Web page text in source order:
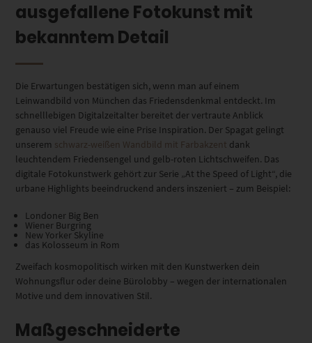
ausgefallene Fotokunst mit
bekanntem Detail
Die Erwartungen bestätigen sich, wenn man auf einem
Leinwandbild von München das Friedensdenkmal entdeckt. Im
schnelllebigen Digitalzeitalter bereitet der vertraute Anblick
genauso viel Freude wie eine Prise Inspiration. Der Spagat gelingt
unserem schwarz-weißen Wandbild mit Farbakzent dank
leuchtendem Friedensengel und gelb-roten Lichtschweifen. Das
digitale Fotokunstwerk gehört zur Serie „At the Speed of Light“, die
urbane Highlights beeindruckend anders inszeniert – zum Beispiel:
Londoner Big Ben
Wiener Burgring
New Yorker Skyline
das Kolosseum in Rom
Zweifach kosmopolitisch wirken mit den Kunstwerken dein
Wohnungsflur oder deine Bürolobby – wegen der internationalen
Motive und dem innovativen Stil.
Maßgeschneiderte